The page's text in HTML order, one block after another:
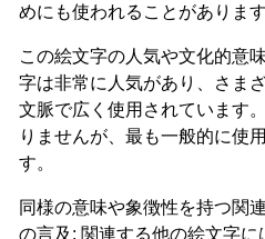
めにも使われることがあります
この絵文字の人気や文化的意
字は非常に人気があり、さま
文脈で広く使用されています
りませんが、最も一般的に使
す。
同様の意味や象徴性を持つ関
の言及: 関連する他の絵文字